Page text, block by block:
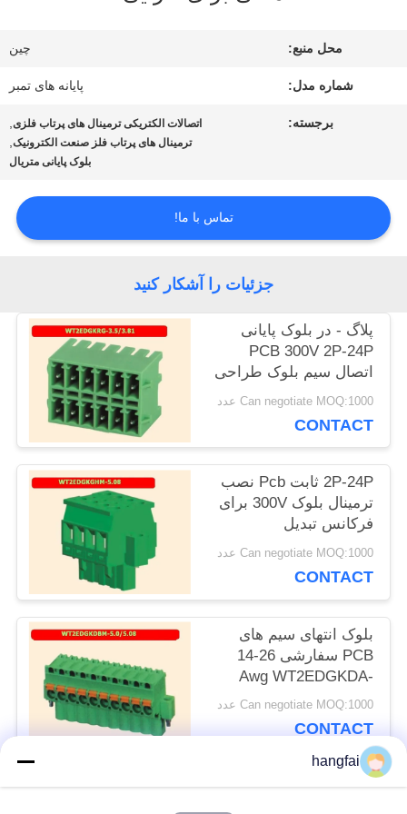
تماس
ما
اخبار
درخواست
نقل قول
نقشه
سایت
سیاست
حفظ
حریم
خصوصی
محل منبع: چین
شماره مدل: پایانه های تمبر
برجسته: اتصالات الکتریکی ترمینال های پرتاب فلزی,
ترمینال های پرتاب فلز صنعت الکترونیک,
بلوک پایانی متریال
تماس با ما!
جزئیات را آشکار کنید
پلاگ - در بلوک پایانی
PCB 300V 2P-24P
اتصال سیم بلوک طراحی
انعطاف پذیر
Can negotiate MOQ:1000 عدد
CONTACT
2P-24P ثابت Pcb نصب
ترمینال بلوک 300V برای
فرکانس تبدیل
Can negotiate MOQ:1000 عدد
CONTACT
بلوک انتهای سیم های
PCB سفارشی 26-14
Awg WT2EDGKDA-
5.0/5.08
Can negotiate MOQ:1000 عدد
CONTACT
دسته بندی های محبوب
hangfai